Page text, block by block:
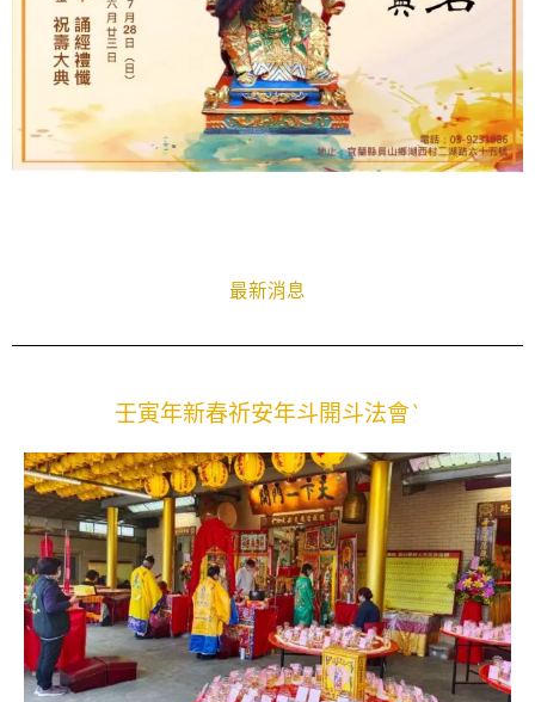
最新消息
壬寅年新春祈安年斗開斗法會`